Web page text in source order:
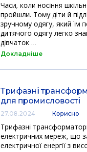
Часи, коли носіння
пройшли. Тому діти й
зручному одягу, який їм
дитячого одягу легко
дівчаток …
Докладніше
Трифазні
для промисловості
27.08.2024 Корисно
Трифазні
електричних мереж, що
електричної енергії з